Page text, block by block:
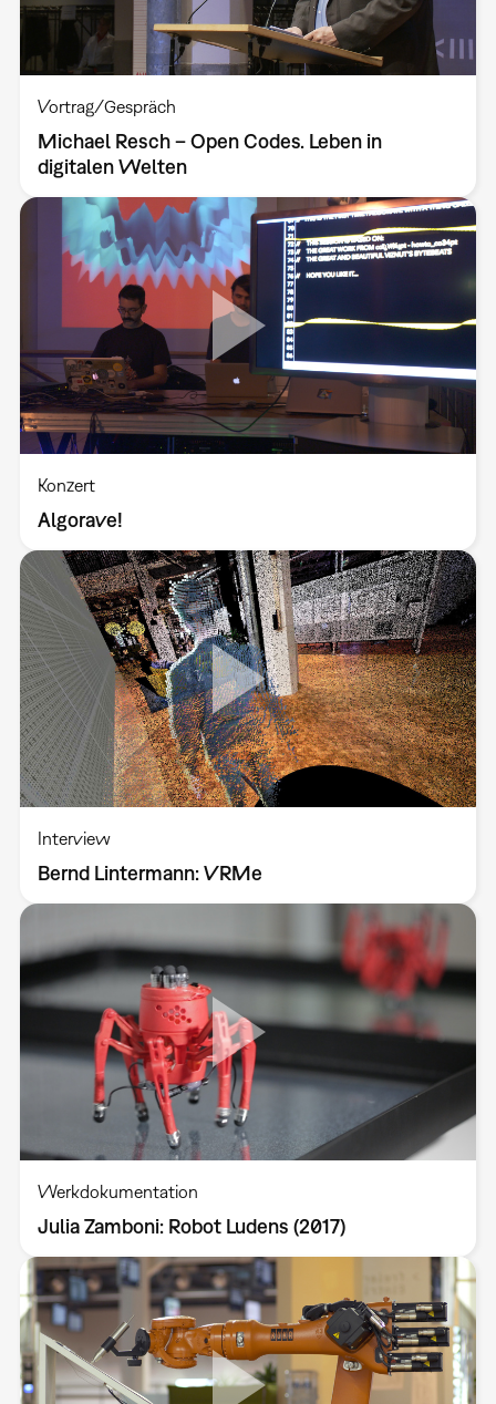
Vortrag/Gespräch
Michael Resch – Open Codes. Leben in
digitalen Welten
Konzert
Algorave!
Interview
Bernd Lintermann: VRMe
Werkdokumentation
Julia Zamboni: Robot Ludens (2017)